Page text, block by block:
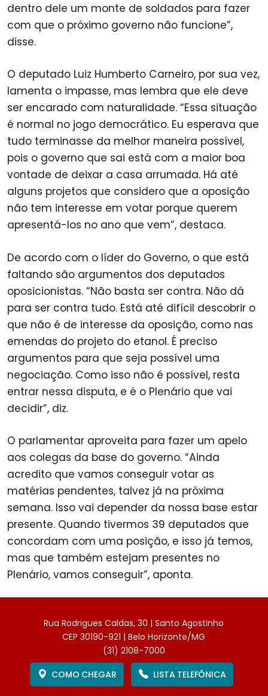
dentro dele um monte de soldados para fazer
com que o próximo governo não funcione”,
disse.
O deputado Luiz Humberto Carneiro, por sua vez,
lamenta o impasse, mas lembra que ele deve
ser encarado com naturalidade. “Essa situação
é normal no jogo democrático. Eu esperava que
tudo terminasse da melhor maneira possível,
pois o governo que sai está com a maior boa
vontade de deixar a casa arrumada. Há até
alguns projetos que considero que a oposição
não tem interesse em votar porque querem
apresentá-los no ano que vem”, destaca.
De acordo com o líder do Governo, o que está
faltando são argumentos dos deputados
oposicionistas. “Não basta ser contra. Não dá
para ser contra tudo. Está até difícil descobrir o
que não é de interesse da oposição, como nas
emendas do projeto do etanol. É preciso
argumentos para que seja possível uma
negociação. Como isso não é possível, resta
entrar nessa disputa, e é o Plenário que vai
decidir”, diz.
O parlamentar aproveita para fazer um apelo
aos colegas da base do governo. “Ainda
acredito que vamos conseguir votar as
matérias pendentes, talvez já na próxima
semana. Isso vai depender da nossa base estar
presente. Quando tivermos 39 deputados que
concordam com uma posição, e isso já temos,
mas que também estejam presentes no
Plenário, vamos conseguir”, aponta.
Rua Rodrigues Caldas, 30 | Santo Agostinho
CEP 30190-921 | Belo Horizonte/MG
(31) 2108-7000
COMO CHEGAR
LISTA TELEFÔNICA